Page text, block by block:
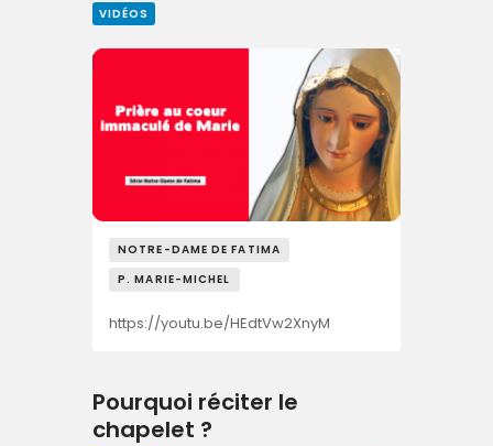
VIDÉOS
NOTRE-DAME DE FATIMA
P. MARIE-MICHEL
https://youtu.be/HEdtVw2XnyM
Pourquoi réciter le
chapelet ?